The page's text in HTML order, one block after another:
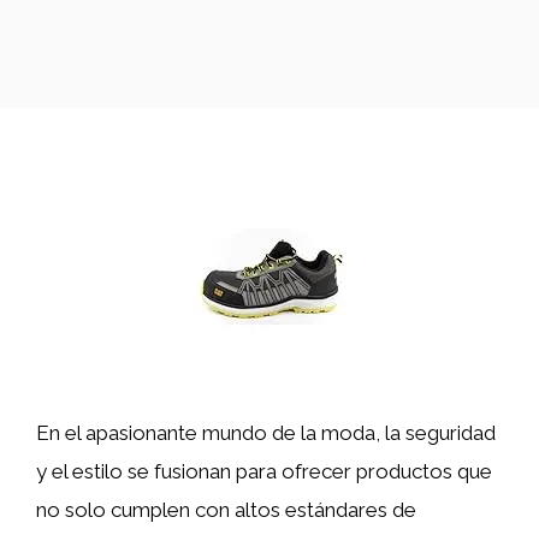
En el apasionante mundo de la moda, la seguridad
y el estilo se fusionan para ofrecer productos que
no solo cumplen con altos estándares de